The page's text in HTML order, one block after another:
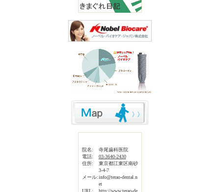
院名:
寺尾歯科医院
電話:
03-3640-2430
住所:
東京都江東区南砂
3-4-7
メール:info@terao-dental.n
et
URL:
http://www.terao-de